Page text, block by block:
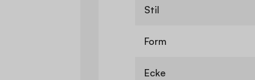
Stil
Form
Ecke